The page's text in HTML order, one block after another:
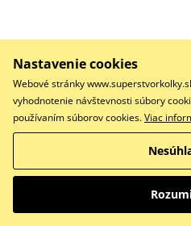
Sada plastov
ZĽAVA 28%
Nastavenie cookies
Webové stránky
vyhodnotenie návštevnosti súbory
používaním súborov cookies.Viac